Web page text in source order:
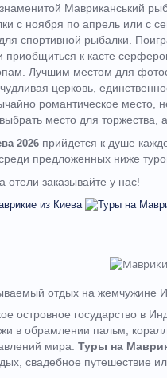
Мавриканський
с ноября по апрель или с
спортивной рыбалки.
приобщиться к касте
Лучшим местом для
церковь,
романтическое
место для торжества,
2026 прийдется к душе
предложенных ниже
отели заказывайте у нас!
отдых на жемчужине
островное государство в
в обрамлении пальм,
мира. Туры на
свадебное путешествие